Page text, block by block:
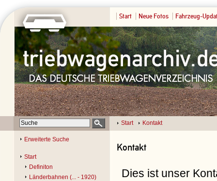
Start Neue Fotos Fahrzeug-
Start Kontakt
Erweiterte Suche
Start
Definiton
Länderbahnen (... - 1920)
Kontakt
Dies ist unser